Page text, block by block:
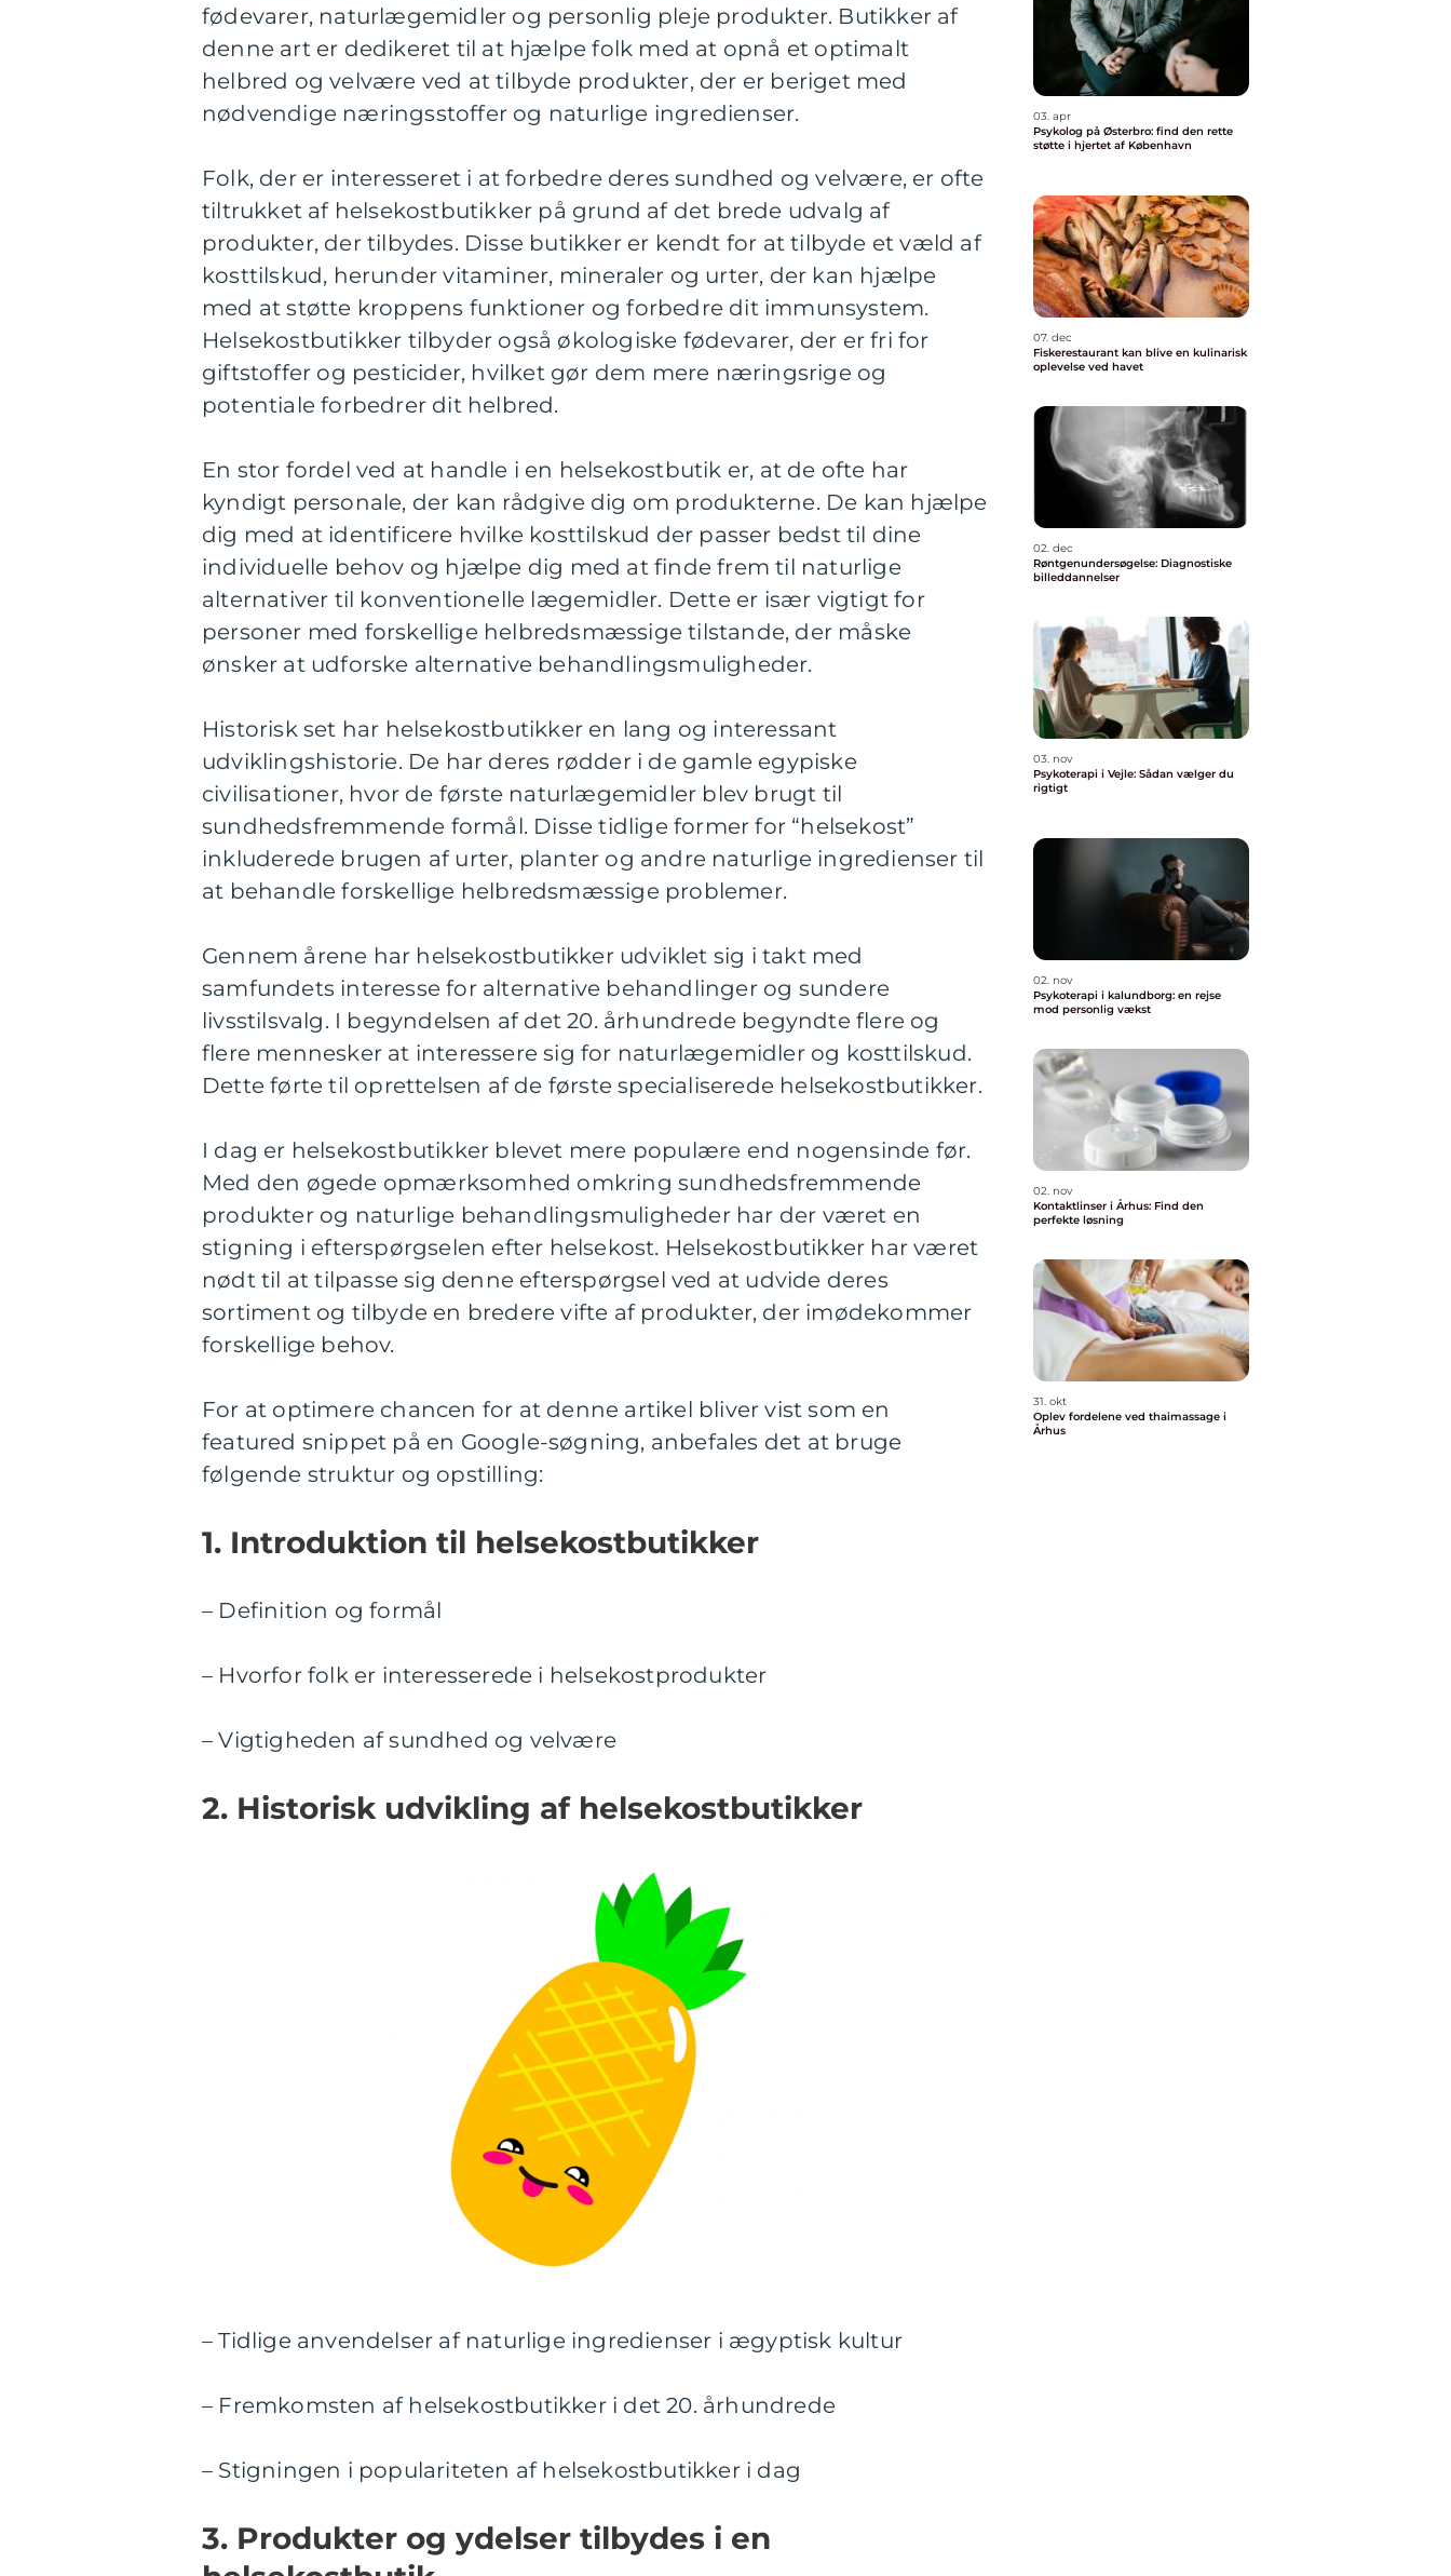
fødevarer, naturlægemidler og personlig pleje produkter. Butikker af
denne art er dedikeret til at hjælpe folk med at opnå et optimalt
helbred og velvære ved at tilbyde produkter, der er beriget med
nødvendige næringsstoffer og naturlige ingredienser.
Folk, der er interesseret i at forbedre deres sundhed og velvære, er ofte
tiltrukket af helsekostbutikker på grund af det brede udvalg af
produkter, der tilbydes. Disse butikker er kendt for at tilbyde et væld af
kosttilskud, herunder vitaminer, mineraler og urter, der kan hjælpe
med at støtte kroppens funktioner og forbedre dit immunsystem.
Helsekostbutikker tilbyder også økologiske fødevarer, der er fri for
giftstoffer og pesticider, hvilket gør dem mere næringsrige og
potentiale forbedrer dit helbred.
En stor fordel ved at handle i en helsekostbutik er, at de ofte har
kyndigt personale, der kan rådgive dig om produkterne. De kan hjælpe
dig med at identificere hvilke kosttilskud der passer bedst til dine
individuelle behov og hjælpe dig med at finde frem til naturlige
alternativer til konventionelle lægemidler. Dette er især vigtigt for
personer med forskellige helbredsmæssige tilstande, der måske
ønsker at udforske alternative behandlingsmuligheder.
Historisk set har helsekostbutikker en lang og interessant
udviklingshistorie. De har deres rødder i de gamle egypiske
civilisationer, hvor de første naturlægemidler blev brugt til
sundhedsfremmende formål. Disse tidlige former for “helsekost”
inkluderede brugen af urter, planter og andre naturlige ingredienser til
at behandle forskellige helbredsmæssige problemer.
Gennem årene har helsekostbutikker udviklet sig i takt med
samfundets interesse for alternative behandlinger og sundere
livsstilsvalg. I begyndelsen af det 20. århundrede begyndte flere og
flere mennesker at interessere sig for naturlægemidler og kosttilskud.
Dette førte til oprettelsen af de første specialiserede helsekostbutikker.
I dag er helsekostbutikker blevet mere populære end nogensinde før.
Med den øgede opmærksomhed omkring sundhedsfremmende
produkter og naturlige behandlingsmuligheder har der været en
stigning i efterspørgselen efter helsekost. Helsekostbutikker har været
nødt til at tilpasse sig denne efterspørgsel ved at udvide deres
sortiment og tilbyde en bredere vifte af produkter, der imødekommer
forskellige behov.
For at optimere chancen for at denne artikel bliver vist som en
featured snippet på en Google-søgning, anbefales det at bruge
følgende struktur og opstilling:
1. Introduktion til helsekostbutikker
– Definition og formål
– Hvorfor folk er interesserede i helsekostprodukter
– Vigtigheden af sundhed og velvære
2. Historisk udvikling af helsekostbutikker
– Tidlige anvendelser af naturlige ingredienser i ægyptisk kultur
– Fremkomsten af helsekostbutikker i det 20. århundrede
– Stigningen i populariteten af helsekostbutikker i dag
3. Produkter og ydelser tilbydes i en
03. apr
Psykolog på Østerbro: find den rette
støtte i hjertet af København
07. dec
Fiskerestaurant kan blive en kulinarisk
oplevelse ved havet
02. dec
Røntgenundersøgelse: Diagnostiske
billeddannelser
03. nov
Psykoterapi i Vejle: Sådan vælger du
rigtigt
02. nov
Psykoterapi i kalundborg: en rejse
mod personlig vækst
02. nov
Kontaktlinser i Århus: Find den
perfekte løsning
31. okt
Oplev fordelene ved thaimassage i
Århus